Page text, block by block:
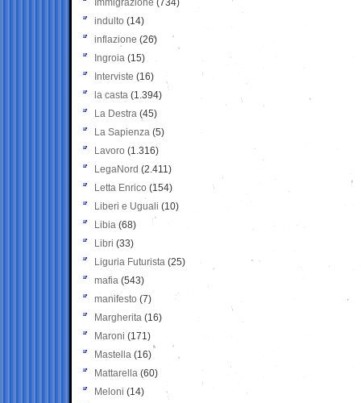
Immigrazione (734)
indulto (14)
inflazione (26)
Ingroia (15)
Interviste (16)
la casta (1.394)
La Destra (45)
La Sapienza (5)
Lavoro (1.316)
LegaNord (2.411)
Letta Enrico (154)
Liberi e Uguali (10)
Libia (68)
Libri (33)
Liguria Futurista (25)
mafia (543)
manifesto (7)
Margherita (16)
Maroni (171)
Mastella (16)
Mattarella (60)
Meloni (14)